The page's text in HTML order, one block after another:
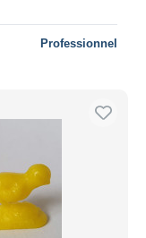
Professionnel